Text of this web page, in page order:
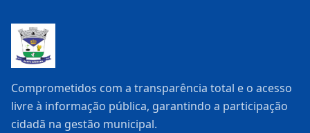
Comprometidos com a transparência total e o acesso
livre à informação pública, garantindo a participação
cidadã na gestão municipal.